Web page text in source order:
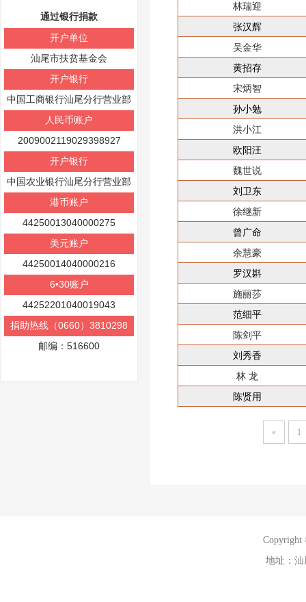
通过银行捐款
开户单位
汕尾市扶贫基金会
开户银行
中国工商银行汕尾分行营业部
人民币账户
2009002119029398927
开户银行
中国农业银行汕尾分行营业部
港币账户
44250013040000275
美元账户
44250014040000216
6•30账户
44252201040019043
捐助热线（0660）3810298
邮编：516600
林瑞迎
张汉辉
吴金华
黄招存
宋炳智
孙小勉
洪小江
欧阳汪
魏世说
刘卫东
徐继新
曾广命
余慧豪
罗汉斟
施丽莎
范细平
陈剑平
刘秀香
林 龙
陈贤用
« 1
地址：